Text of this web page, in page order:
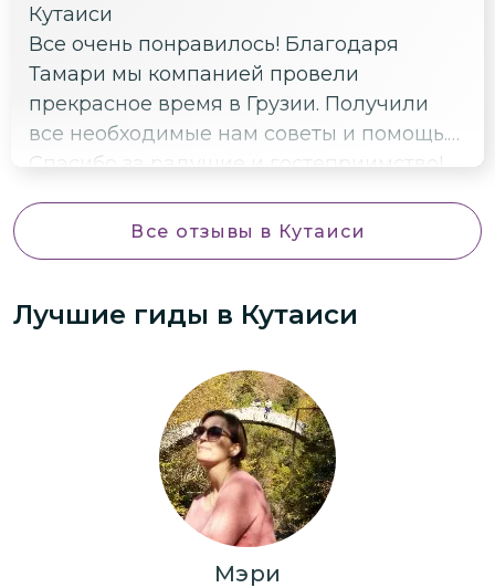
Кутаиси
Все очень понравилось! Благодаря
Тамари мы компанией провели
прекрасное время в Грузии. Получили
все необходимые нам советы и помощь.
Спасибо за радушие и гостеприимство!
Все отзывы в Кутаиси
Лучшие гиды в Кутаиси
Мэри